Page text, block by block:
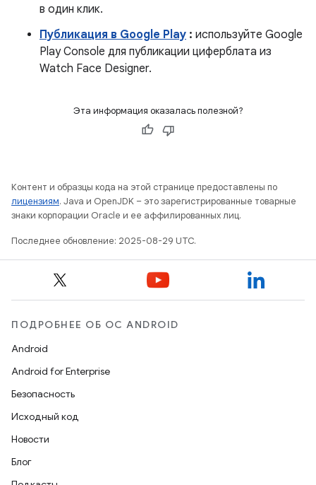
в один клик.
Публикация в Google Play : используйте Google
Play Console для публикации циферблата из
Watch Face Designer.
Эта информация оказалась полезной?
Контент и образцы кода на этой странице предоставлены по
лицензиям. Java и OpenJDK – это зарегистрированные товарные
знаки корпорации Oracle и ее аффилированных лиц.
Последнее обновление: 2025-08-29 UTC.
ПОДРОБНЕЕ ОБ ОС ANDROID
Android
Android for Enterprise
Безопасность
Исходный код
Новости
Блог